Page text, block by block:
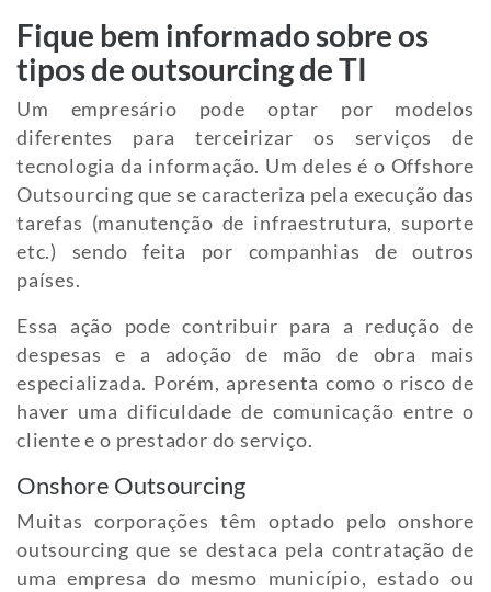
Fique bem informado sobre os
tipos de outsourcing de TI
Um empresário pode optar por modelos
diferentes para terceirizar os serviços de
tecnologia da informação. Um deles é o Offshore
Outsourcing que se caracteriza pela execução das
tarefas (manutenção de infraestrutura, suporte
etc.) sendo feita por companhias de outros
países.
Essa ação pode contribuir para a redução de
despesas e a adoção de mão de obra mais
especializada. Porém, apresenta como o risco de
haver uma dificuldade de comunicação entre o
cliente e o prestador do serviço.
Onshore Outsourcing
Muitas corporações têm optado pelo onshore
outsourcing que se destaca pela contratação de
uma empresa do mesmo município, estado ou